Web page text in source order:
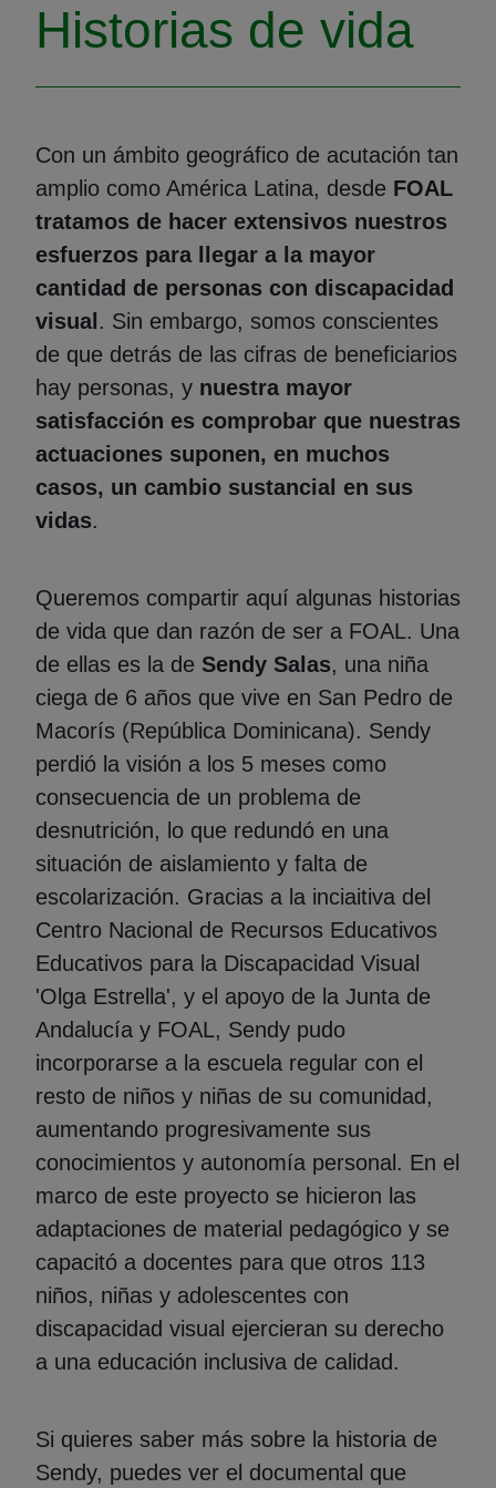
Historias de vida
Con un ámbito geográfico de acutación tan
amplio como América Latina, desde FOAL
tratamos de hacer extensivos nuestros
esfuerzos para llegar a la mayor
cantidad de personas con discapacidad
visual. Sin embargo, somos conscientes
de que detrás de las cifras de beneficiarios
hay personas, y nuestra mayor
satisfacción es comprobar que nuestras
actuaciones suponen, en muchos
casos, un cambio sustancial en sus
vidas.
Queremos compartir aquí algunas historias
de vida que dan razón de ser a FOAL. Una
de ellas es la de Sendy Salas, una niña
ciega de 6 años que vive en San Pedro de
Macorís (República Dominicana). Sendy
perdió la visión a los 5 meses como
consecuencia de un problema de
desnutrición, lo que redundó en una
situación de aislamiento y falta de
escolarización. Gracias a la inciaitiva del
Centro Nacional de Recursos Educativos
Educativos para la Discapacidad Visual
'Olga Estrella', y el apoyo de la Junta de
Andalucía y FOAL, Sendy pudo
incorporarse a la escuela regular con el
resto de niños y niñas de su comunidad,
aumentando progresivamente sus
conocimientos y autonomía personal. En el
marco de este proyecto se hicieron las
adaptaciones de material pedagógico y se
capacitó a docentes para que otros 113
niños, niñas y adolescentes con
discapacidad visual ejercieran su derecho
a una educación inclusiva de calidad.
Si quieres saber más sobre la historia de
Sendy, puedes ver el documental que